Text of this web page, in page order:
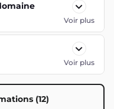
Voir plus
Voir plus
(12)